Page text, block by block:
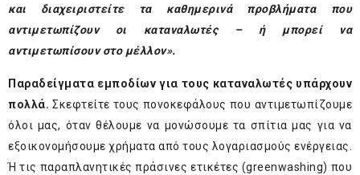
και διαχειριστείτε τα καθημερινά προβλήματα που
αντιμετωπίζουν οι καταναλωτές – ή μπορεί να
αντιμετωπίσουν στο μέλλον».
Παραδείγματα εμποδίων για τους καταναλωτές υπάρχουν
πολλά.Σκεφτείτε τους πονοκεφάλους που αντιμετωπίζουμε
όλοι μας, όταν θέλουμε να μονώσουμε τα σπίτια μας για να
εξοικονομήσουμε χρήματα από τους λογαριασμούς ενέργειας.
Ή τις παραπλανητικές πράσινες ετικέτες (greenwashing) που